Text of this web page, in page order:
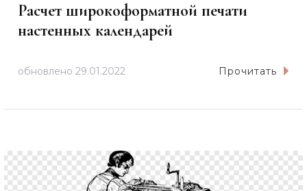
Расчет широкоформатной печати
настенных календарей
обновлено 29.01.2022 Прочитать